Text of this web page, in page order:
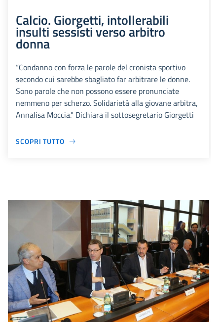
Calcio. Giorgetti, intollerabili
insulti sessisti verso arbitro
donna
“Condanno con forza le parole del cronista sportivo
secondo cui sarebbe sbagliato far arbitrare le donne.
Sono parole che non possono essere pronunciate
nemmeno per scherzo. Solidarietà alla giovane arbitra,
Annalisa Moccia." Dichiara il sottosegretario Giorgetti
SCOPRI TUTTO